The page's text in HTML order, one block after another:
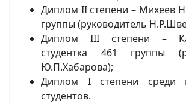
Диплом II степени – Михеев
группы (руководитель
Диплом III cтепени –
студентка 461 группы
Ю.П.Хабарова);
Диплом I степени среди
студентов.